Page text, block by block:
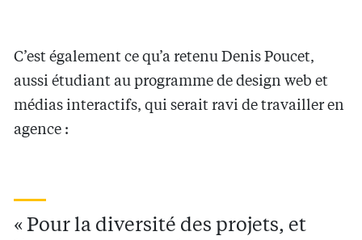
C’est également ce qu’a retenu Denis Poucet,
aussi étudiant au programme de design web et
médias interactifs, qui serait ravi de travailler en
agence :
« Pour la diversité des projets, et